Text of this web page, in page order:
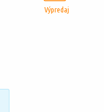
Výpredaj